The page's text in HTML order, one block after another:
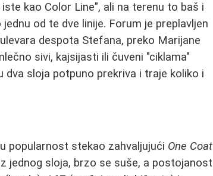
kao Color Line", ali na terenu to baš i
od te dve linije. Forum je preplavljen
despota Stefana, preko Marijane
sivi, kajsijasti ili čuveni "ciklama"
dva sloja potpuno prekriva i traje koliko i
popularnost stekao zahvaljujući One Coat
jednog sloja, brzo se suše, a postojanost